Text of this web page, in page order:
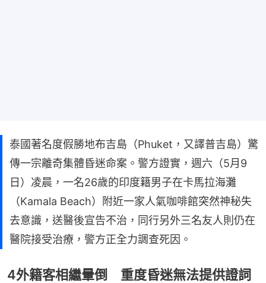
泰國著名度假勝地布吉島（Phuket，又譯普吉島）驚
傳一宗離奇集體昏迷命案。警方證實，週六（5月9
日）凌晨，一名26歲的印度籍男子在卡馬拉海灘
（Kamala Beach）附近一家人氣咖啡館突然神秘失
去意識，送醫後宣告不治，同行另外三名友人則仍在
醫院接受治療，警方正全力調查死因。
4外籍客相繼暈倒 重度昏迷無法提供證詞